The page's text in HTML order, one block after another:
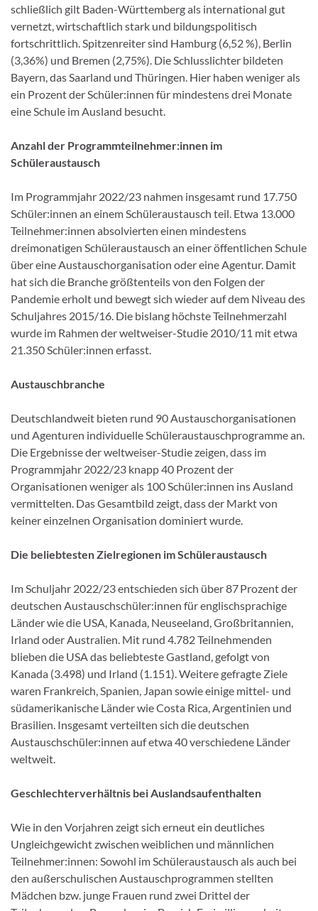
schließlich gilt Baden-Württemberg als international gut
vernetzt, wirtschaftlich stark und bildungspolitisch
fortschrittlich. Spitzenreiter sind Hamburg (6,52 %), Berlin
(3,36%) und Bremen (2,75%). Die Schlusslichter bildeten
Bayern, das Saarland und Thüringen. Hier haben weniger als
ein Prozent der Schüler:innen für mindestens drei Monate
eine Schule im Ausland besucht.
Anzahl der Programmteilnehmer:innen im
Schüleraustausch
Im Programmjahr 2022/23 nahmen insgesamt rund 17.750
Schüler:innen an einem Schüleraustausch teil. Etwa 13.000
Teilnehmer:innen absolvierten einen mindestens
dreimonatigen Schüleraustausch an einer öffentlichen Schule
über eine Austauschorganisation oder eine Agentur. Damit
hat sich die Branche größtenteils von den Folgen der
Pandemie erholt und bewegt sich wieder auf dem Niveau des
Schuljahres 2015/16. Die bislang höchste Teilnehmerzahl
wurde im Rahmen der weltweiser-Studie 2010/11 mit etwa
21.350 Schüler:innen erfasst.
Austauschbranche
Deutschlandweit bieten rund 90 Austauschorganisationen
und Agenturen individuelle Schüleraustauschprogramme an.
Die Ergebnisse der weltweiser-Studie zeigen, dass im
Programmjahr 2022/23 knapp 40 Prozent der
Organisationen weniger als 100 Schüler:innen ins Ausland
vermittelten. Das Gesamtbild zeigt, dass der Markt von
keiner einzelnen Organisation dominiert wurde.
Die beliebtesten Zielregionen im Schüleraustausch
Im Schuljahr 2022/23 entschieden sich über 87 Prozent der
deutschen Austauschschüler:innen für englischsprachige
Länder wie die USA, Kanada, Neuseeland, Großbritannien,
Irland oder Australien. Mit rund 4.782 Teilnehmenden
blieben die USA das beliebteste Gastland, gefolgt von
Kanada (3.498) und Irland (1.151). Weitere gefragte Ziele
waren Frankreich, Spanien, Japan sowie einige mittel- und
südamerikanische Länder wie Costa Rica, Argentinien und
Brasilien. Insgesamt verteilten sich die deutschen
Austauschschüler:innen auf etwa 40 verschiedene Länder
weltweit.
Geschlechterverhältnis bei Auslandsaufenthalten
Wie in den Vorjahren zeigt sich erneut ein deutliches
Ungleichgewicht zwischen weiblichen und männlichen
Teilnehmer:innen: Sowohl im Schüleraustausch als auch bei
den außerschulischen Austauschprogrammen stellten
Mädchen bzw. junge Frauen rund zwei Drittel der